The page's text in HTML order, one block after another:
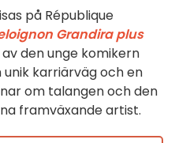
på République
Grandira plus
av den unge komikern
karriärväg och en
om talangen och den
framväxande artist.